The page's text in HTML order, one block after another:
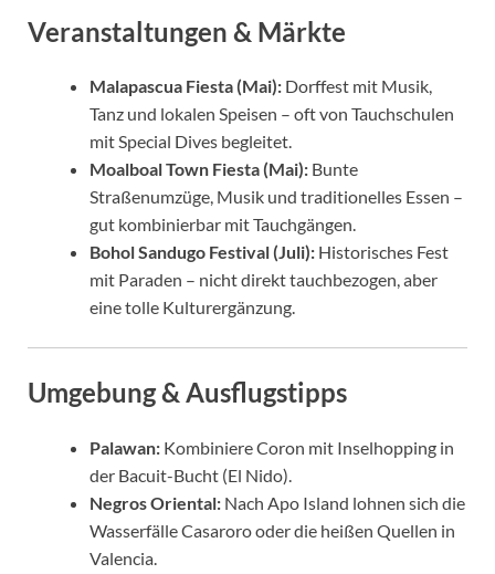
Veranstaltungen & Märkte
Malapascua Fiesta (Mai): Dorffest mit Musik,
Tanz und lokalen Speisen – oft von Tauchschulen
mit Special Dives begleitet.
Moalboal Town Fiesta (Mai): Bunte
Straßenumzüge, Musik und traditionelles Essen –
gut kombinierbar mit Tauchgängen.
Bohol Sandugo Festival (Juli): Historisches Fest
mit Paraden – nicht direkt tauchbezogen, aber
eine tolle Kulturergänzung.
Umgebung & Ausflugstipps
Palawan: Kombiniere Coron mit Inselhopping in
der Bacuit-Bucht (El Nido).
Negros Oriental: Nach Apo Island lohnen sich die
Wasserfälle Casaroro oder die heißen Quellen in
Valencia.